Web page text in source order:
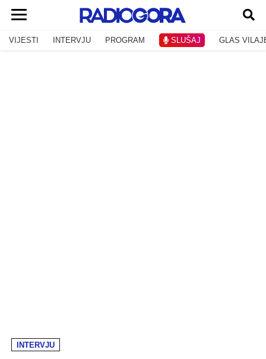
VIJESTI INTERVJU PROGRAM SLUŠAJ GLAS
INTERVJU